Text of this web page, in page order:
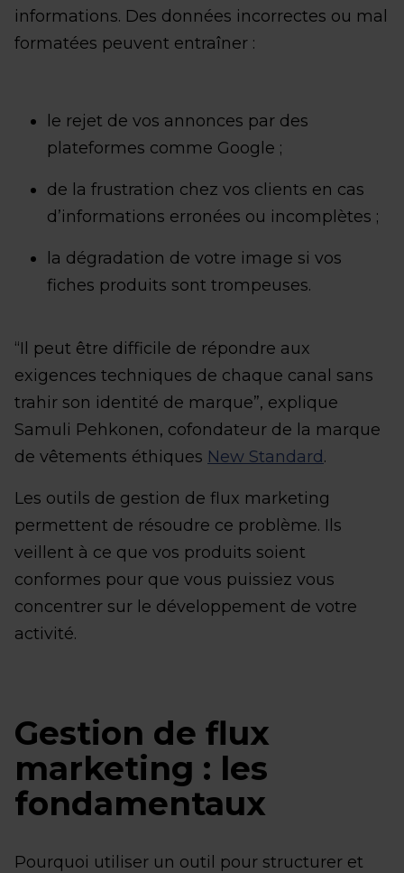
informations. Des données incorrectes ou mal
formatées peuvent entraîner :
le rejet de vos annonces par des
plateformes comme Google ;
de la frustration chez vos clients en cas
d’informations erronées ou incomplètes ;
la dégradation de votre image si vos
fiches produits sont trompeuses.
“Il peut être difficile de répondre aux
exigences techniques de chaque canal sans
trahir son identité de marque”, explique
Samuli Pehkonen, cofondateur de la marque
de vêtements éthiques New Standard.
Les outils de gestion de flux marketing
permettent de résoudre ce problème. Ils
veillent à ce que vos produits soient
conformes pour que vous puissiez vous
concentrer sur le développement de votre
activité.
Gestion de flux
marketing : les
fondamentaux
Pourquoi utiliser un outil pour structurer et